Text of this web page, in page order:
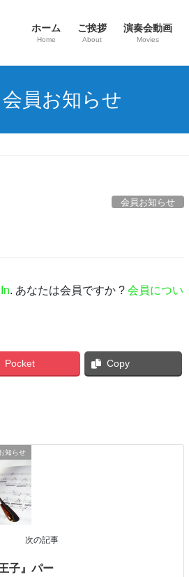
ホーム
Home
ご挨拶
About
演奏会動画
Movies
会員お知らせ
会員お知らせ
. あなたは会員ですか ? 会員につい
Pocket Copy
知らせ
次の記事
子』パー